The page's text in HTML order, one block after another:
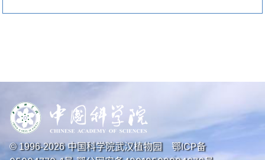
drives invasional meltdown via synergistic
mutualisms: Role of metabolites.Trends in
Wan J, Yi J, Sun X, Siemann E, Erb M,
Huang W*. 2025. Plants respond to
herbivory through sequential induction of
cheaper defenses before more costly ones.
© 1996-2026中国科学院武汉植物园 鄂ICP备